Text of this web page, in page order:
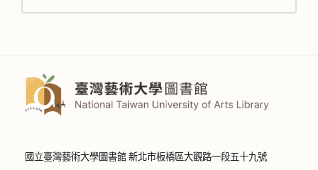
國立臺灣藝術大學圖書館 新北市板橋區大觀路一段五十九號